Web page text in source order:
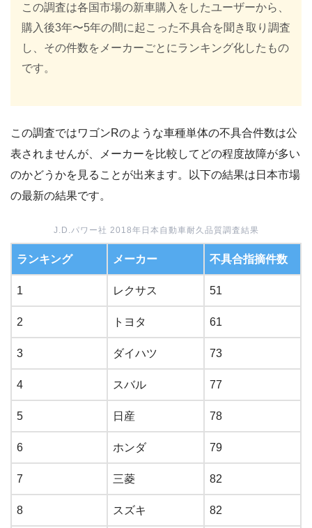
この調査は各国市場の新車購入をしたユーザーから、
購入後3年〜5年の間に起こった不具合を聞き取り調査
し、その件数をメーカーごとにランキング化したもの
です。
この調査ではワゴンRのような車種単体の不具合件数は公
表されませんが、メーカーを比較してどの程度故障が多い
のかどうかを見ることが出来ます。以下の結果は日本市場
の最新の結果です。
J.D.パワー社 2018年日本自動車耐久品質調査結果
ランキング メーカー 不具合指摘件数
1 レクサス 51
2 トヨタ 61
3 ダイハツ 73
4 スバル 77
5 日産 78
6 ホンダ 79
7 三菱 82
8 スズキ 82